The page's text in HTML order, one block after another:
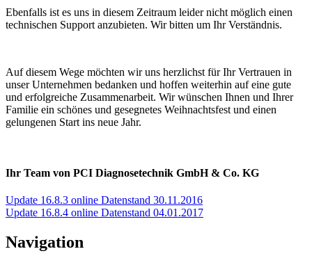
Ebenfalls ist es uns in diesem Zeitraum leider nicht möglich einen
technischen Support anzubieten. Wir bitten um Ihr Verständnis.
Auf diesem Wege möchten wir uns herzlichst für Ihr Vertrauen in
unser Unternehmen bedanken und hoffen weiterhin auf eine gute
und erfolgreiche Zusammenarbeit. Wir wünschen Ihnen und Ihrer
Familie ein schönes und gesegnetes Weihnachtsfest und einen
gelungenen Start ins neue Jahr.
Ihr Team von PCI Diagnosetechnik GmbH & Co. KG
Update 16.8.3 online Datenstand 30.11.2016
Update 16.8.4 online Datenstand 04.01.2017
Navigation